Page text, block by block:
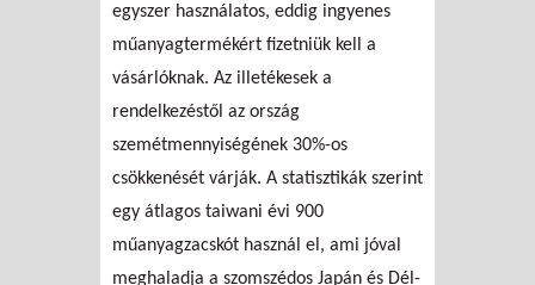
egyszer használatos, eddig ingyenes
műanyagtermékért fizetniük kell a
vásárlóknak. Az illetékesek a
rendelkezéstől az ország
szemétmennyiségének 30%-os
csökkenését várják. A statisztikák szerint
egy átlagos taiwani évi 900
műanyagzacskót használ el, ami jóval
meghaladja a szomszédos Japán és Dél-